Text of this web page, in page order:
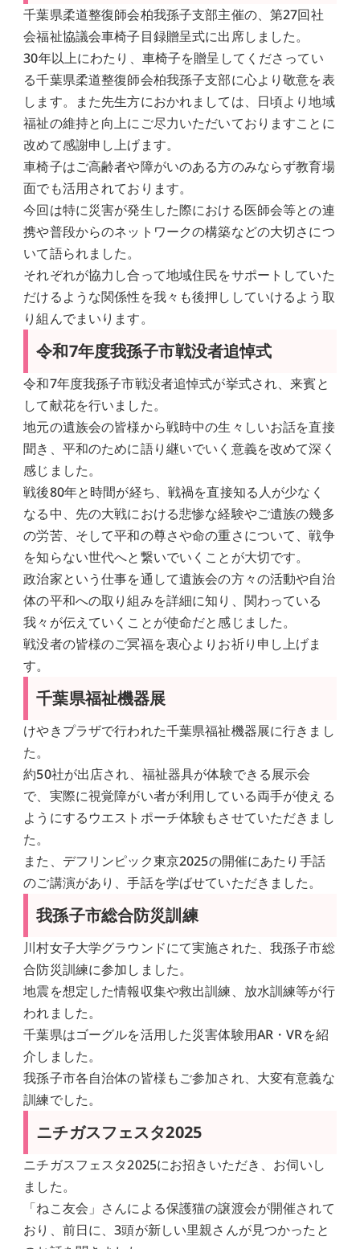
千葉県柔道整復師会柏我孫子支部主催の、第27回社
会福祉協議会車椅子目録贈呈式に出席しました。
30年以上にわたり、車椅子を贈呈してくださってい
る千葉県柔道整復師会柏我孫子支部に心より敬意を表
します。また先生方におかれましては、日頃より地域
福祉の維持と向上にご尽力いただいておりますことに
改めて感謝申し上げます。
車椅子はご高齢者や障がいのある方のみならず教育場
面でも活用されております。
今回は特に災害が発生した際における医師会等との連
携や普段からのネットワークの構築などの大切さにつ
いて語られました。
それぞれが協力し合って地域住民をサポートしていた
だけるような関係性を我々も後押ししていけるよう取
り組んでまいります。
令和7年度我孫子市戦没者追悼式
令和7年度我孫子市戦没者追悼式が挙式され、来賓と
して献花を行いました。
地元の遺族会の皆様から戦時中の生々しいお話を直接
聞き、平和のために語り継いでいく意義を改めて深く
感じました。
戦後80年と時間が経ち、戦禍を直接知る人が少なく
なる中、先の大戦における悲惨な経験やご遺族の幾多
の労苦、そして平和の尊さや命の重さについて、戦争
を知らない世代へと繋いでいくことが大切です。
政治家という仕事を通して遺族会の方々の活動や自治
体の平和への取り組みを詳細に知り、関わっている
我々が伝えていくことが使命だと感じました。
戦没者の皆様のご冥福を衷心よりお祈り申し上げま
す。
千葉県福祉機器展
けやきプラザで行われた千葉県福祉機器展に行きまし
た。
約50社が出店され、福祉器具が体験できる展示会
で、実際に視覚障がい者が利用している両手が使える
ようにするウエストポーチ体験もさせていただきまし
た。
また、デフリンピック東京2025の開催にあたり手話
のご講演があり、手話を学ばせていただきました。
我孫子市総合防災訓練
川村女子大学グラウンドにて実施された、我孫子市総
合防災訓練に参加しました。
地震を想定した情報収集や救出訓練、放水訓練等が行
われました。
千葉県はゴーグルを活用した災害体験用AR・VRを紹
介しました。
我孫子市各自治体の皆様もご参加され、大変有意義な
訓練でした。
ニチガスフェスタ2025
ニチガスフェスタ2025にお招きいただき、お伺いし
ました。
「ねこ友会」さんによる保護猫の譲渡会が開催されて
おり、前日に、3頭が新しい里親さんが見つかったと